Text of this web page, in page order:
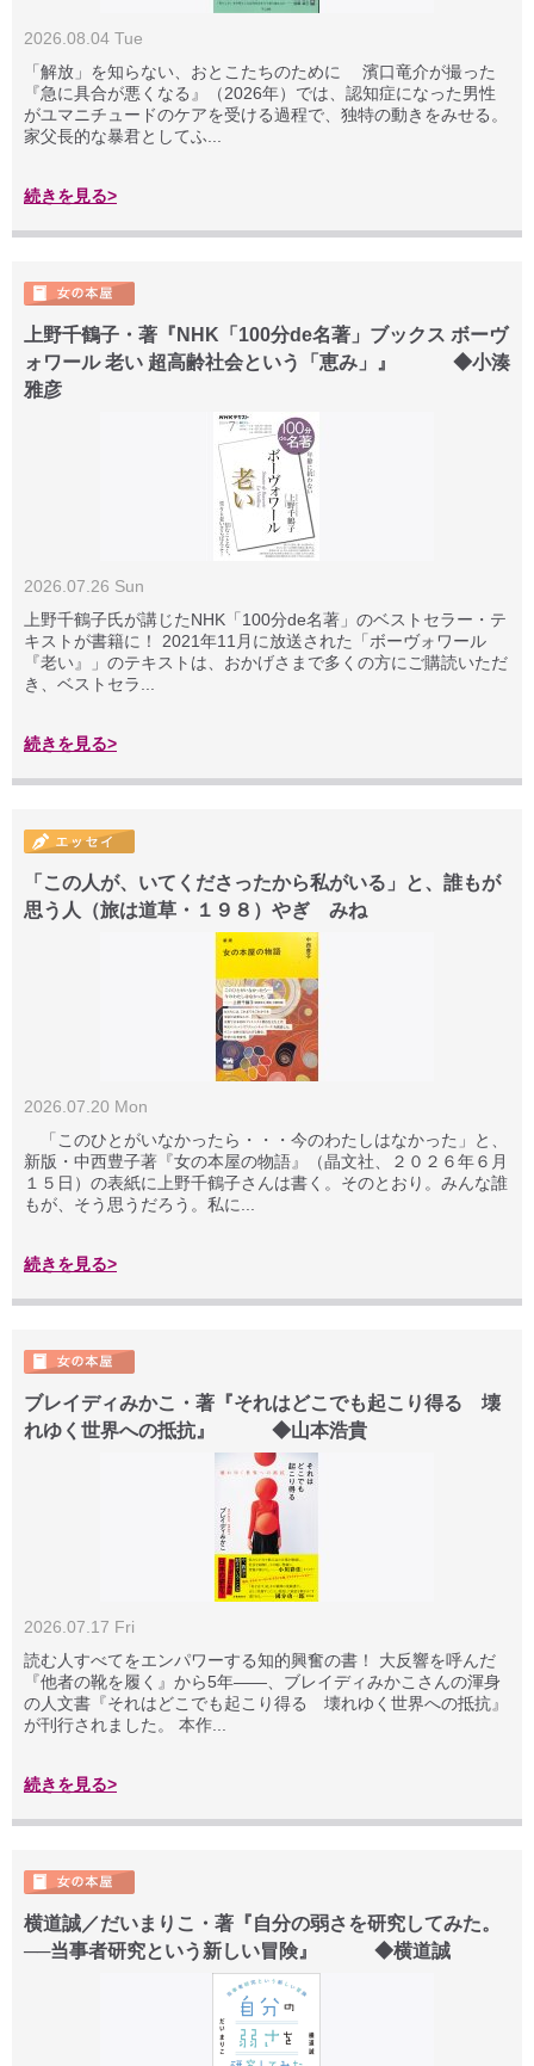
2026.08.04 Tue
「解放」を知らない、おとこたちのために 濱口竜介が撮った
『急に具合が悪くなる』（2026年）では、認知症になった男性
がユマニチュードのケアを受ける過程で、独特の動きをみせる。
家父長的な暴君としてふ...
続きを見る>
上野千鶴子・著『NHK「100分de名著」ブックス ボーヴ
ォワール 老い 超高齢社会という「恵み」』 ◆小湊
雅彦
2026.07.26 Sun
上野千鶴子氏が講じたNHK「100分de名著」のベストセラー・テ
キストが書籍に！ 2021年11月に放送された「ボーヴォワール
『老い』」のテキストは、おかげさまで多くの方にご購読いただ
き、ベストセラ...
続きを見る>
「この人が、いてくださったから私がいる」と、誰もが
思う人（旅は道草・１９８）やぎ みね
2026.07.20 Mon
「このひとがいなかったら・・・今のわたしはなかった」と、
新版・中西豊子著『女の本屋の物語』（晶文社、２０２６年６月
１５日）の表紙に上野千鶴子さんは書く。そのとおり。みんな誰
もが、そう思うだろう。私に...
続きを見る>
ブレイディみかこ・著『それはどこでも起こり得る 壊
れゆく世界への抵抗』 ◆山本浩貴
2026.07.17 Fri
読む人すべてをエンパワーする知的興奮の書！ 大反響を呼んだ
『他者の靴を履く』から5年――、ブレイディみかこさんの渾身
の人文書『それはどこでも起こり得る 壊れゆく世界への抵抗』
が刊行されました。 本作...
続きを見る>
横道誠／だいまりこ・著『自分の弱さを研究してみた。
──当事者研究という新しい冒険』 ◆横道誠